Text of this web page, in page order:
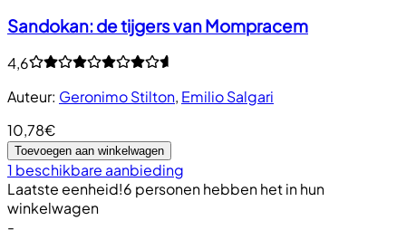
Sandokan: de tijgers van Mompracem
4,6
Auteur: Geronimo Stilton, Emilio Salgari
10,78€
Toevoegen aan winkelwagen
1 beschikbare aanbieding
Laatste eenheid!6 personen hebben het in hun
winkelwagen